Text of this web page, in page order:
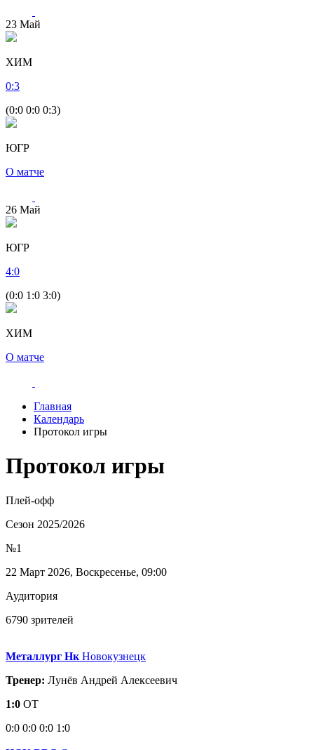
23 Май
ХИМ
0:3
(0:0 0:0 0:3)
ЮГР
О матче
26 Май
ЮГР
4:0
(0:0 1:0 3:0)
ХИМ
О матче
Главная
Календарь
Протокол игры
Протокол игры
Плей-офф
Сезон 2025/2026
№1
22 Март 2026, Воскресенье, 09:00
Аудитория
6790 зрителей
Металлург Нк Новокузнецк
Тренер: Лунёв Андрей Алексеевич
1:0 ОТ
0:0 0:0 0:0 1:0